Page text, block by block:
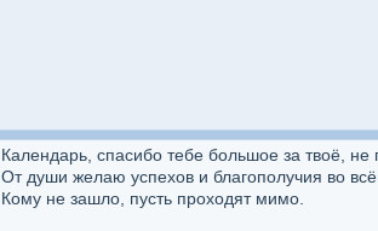
Календарь, спасибо тебе большое за твоё, не
От души желаю успехов и благополучия во
Кому не зашло, пусть проходят мимо.